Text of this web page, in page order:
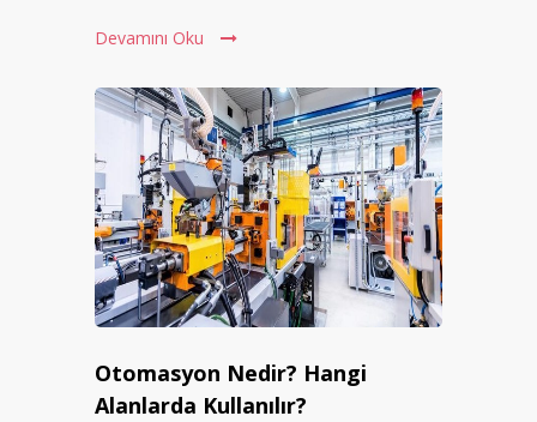
Devamını Oku
Otomasyon Nedir? Hangi
Alanlarda Kullanılır?